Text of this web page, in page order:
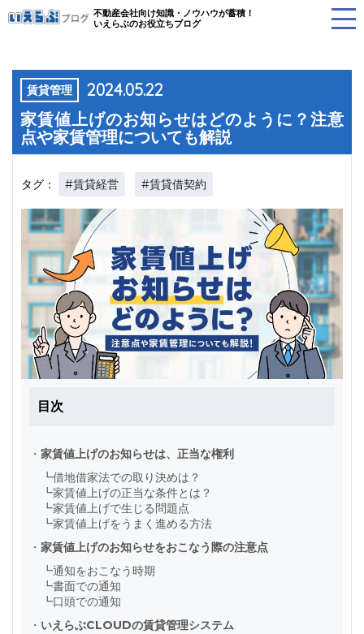
不動産会社向け知識・ノウハウが蓄積！
いえらぶのお役立ちブログ
賃貸管理 2024.05.22
家賃値上げのお知らせはどのように？注意
点や家賃管理についても解説
タグ： #賃貸経営 #賃貸借契約
目次
・ 家賃値上げのお知らせは、正当な権利
┗借地借家法での取り決めは？
┗家賃値上げの正当な条件とは？
┗家賃値上げで生じる問題点
┗家賃値上げをうまく進める方法
・ 家賃値上げのお知らせをおこなう際の注意点
┗通知をおこなう時期
┗書面での通知
┗口頭での通知
・ いえらぶCLOUDの賃貸管理システム